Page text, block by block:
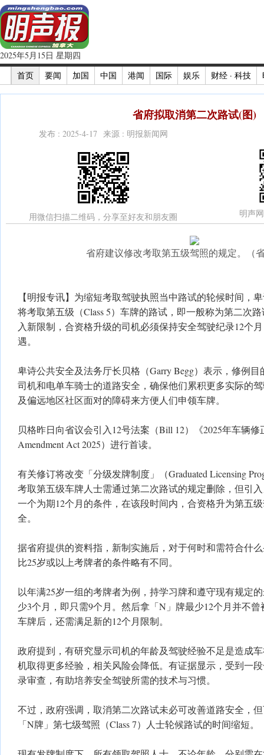
2025年5月15日 星期四
首页
要闻 加国 中国 港闻 国际 娱乐 财经 · 科技
省府拟取消第二次路试(图)
发布 : 2025-4-17 来源 : 明报新闻网
用微信扫描二维码，分享至好友和朋友圈 明声
省府建议修改考取第五级驾照的规定。（
【明报专讯】为缩短考取驾驶执照当中路试的轮候时间，
将考取第五级（Class 5）车牌的路试，即一般称为第二次
入新限制，合资格升级的司机必须保持安全驾驶纪录12个
遇。
卑诗公共安全及法务厅长贝格（Garry Begg）表示，修例
司机和电单车骑士的道路安全，确保他们累积更多实际的
及偏远地区社区面对的障碍来方便人们申领车牌。
贝格昨日向省议会引入12号法案（Bill 12）《2025年车辆修
Amendment Act 2025）进行首读。
有关修订将改变「分级发牌制度」（Graduated Licensing
考取第五级车牌人士需通过第二次路试的规定删除，但引
一个为期12个月的条件，在该段时间内，合资格升为第五
全。
据省府提供的资料指，新制实施后，对于何时和需符合什
比25岁或以上考牌者的条件略有不同。
以年满25岁一组的考牌者为例，持学习牌和遵守现有规定
少3个月，即只需9个月。然后拿「N」牌最少12个月并不
车牌后，还需满足新的12个月限制。
政府提到，有研究显示司机的年龄及驾驶经验不足是造成
机取得更多经验，相关风险会降低。有证据显示，受到一
录审查，有助培养安全驾驶所需的技术与习惯。
不过，政府强调，取消第二次路试未必可改善道路安全，
「N牌」第七级驾照（Class 7）人士轮候路试的时间缩短。